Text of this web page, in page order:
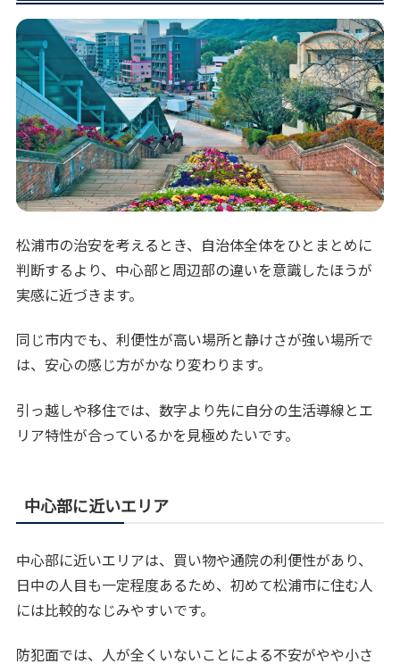
松浦市の治安を考えるとき、自治体全体をひとまとめに
判断するより、中心部と周辺部の違いを意識したほうが
実感に近づきます。
同じ市内でも、利便性が高い場所と静けさが強い場所で
は、安心の感じ方がかなり変わります。
引っ越しや移住では、数字より先に自分の生活導線とエ
リア特性が合っているかを見極めたいです。
中心部に近いエリア
中心部に近いエリアは、買い物や通院の利便性があり、
日中の人目も一定程度あるため、初めて松浦市に住む人
には比較的なじみやすいです。
防犯面では、人が全くいないことによる不安がやや小さ